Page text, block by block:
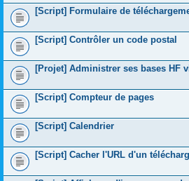
[Script] Formulaire de
[Script] Contrôler un code postal
[Projet] Administrer ses bases HF
[Script] Compteur de pages
[Script] Calendrier
[Script] Cacher l'URL d'un